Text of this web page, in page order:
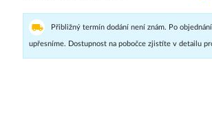
Přibližný termín dodání není znám. Po
upřesníme. Dostupnost na pobočce zjistíte v detailu